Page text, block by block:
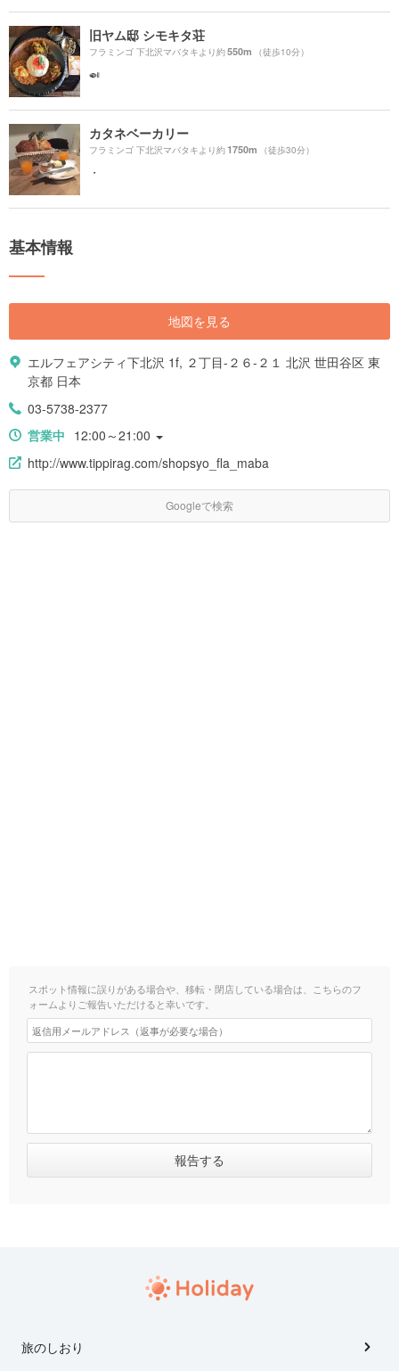
旧ヤム邸 シモキタ荘
フラミンゴ 下北沢マバタキより約550m （徒歩10分）
🍛
カタネベーカリー
フラミンゴ 下北沢マバタキより約1750m （徒歩30分）
・
基本情報
地図を見る
エルフェアシティ下北沢 1f, ２丁目-２６-２１ 北沢 世田谷区 東
京都 日本
03-5738-2377
営業中 12:00～21:00
http://www.tippirag.com/shopsyo_fla_maba
Googleで検索
スポット情報に誤りがある場合や、移転・閉店している場合は、こちらのフ
ォームよりご報告いただけると幸いです。
旅のしおり